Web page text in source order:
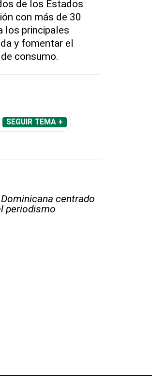
de los Estados
con más de 30
los principales
y fomentar el
consumo.
SEGUIR TEMA +
centrado
periodismo